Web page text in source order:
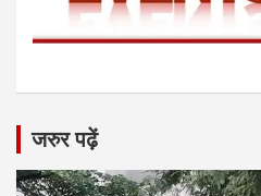
जरुर पढ़ें